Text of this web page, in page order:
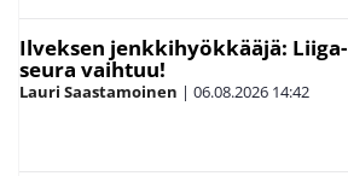
Ilveksen jenkkihyökkääjä: Liiga-
seura vaihtuu!
Lauri Saastamoinen | 06.08.2026 14:42